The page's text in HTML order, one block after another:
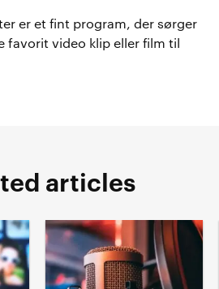
er et fint program, der sørger
favorit video klip eller film til
articles